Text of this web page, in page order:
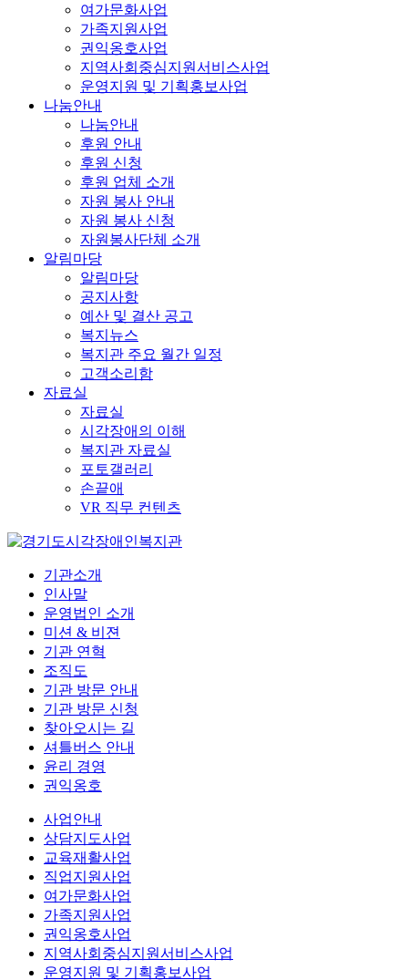
여가문화사업
가족지원사업
권익옹호사업
지역사회중심지원서비스사업
운영지원 및 기획홍보사업
나눔안내
나눔안내
후원 안내
후원 신청
후원 업체 소개
자원 봉사 안내
자원 봉사 신청
자원봉사단체 소개
알림마당
알림마당
공지사항
예산 및 결산 공고
복지뉴스
복지관 주요 월간 일정
고객소리함
자료실
자료실
시각장애의 이해
복지관 자료실
포토갤러리
손끝애
VR 직무 컨텐츠
기관소개
인사말
운영법인 소개
미션 & 비젼
기관 연혁
조직도
기관 방문 안내
기관 방문 신청
찾아오시는 길
셔틀버스 안내
윤리 경영
권익옹호
사업안내
상담지도사업
교육재활사업
직업지원사업
여가문화사업
가족지원사업
권익옹호사업
지역사회중심지원서비스사업
운영지원 및 기획홍보사업